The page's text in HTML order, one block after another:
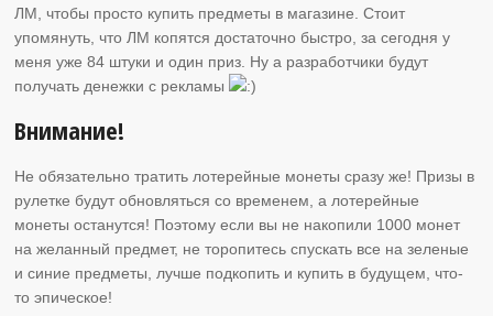
ЛМ, чтобы просто купить предметы в магазине. Стоит
упомянуть, что ЛМ копятся достаточно быстро, за сегодня у
меня уже 84 штуки и один приз. Ну а разработчики будут
получать денежки с рекламы
Внимание!
Не обязательно тратить лотерейные монеты сразу же! Призы в
рулетке будут обновляться со временем, а лотерейные
монеты останутся! Поэтому если вы не накопили 1000 монет
на желанный предмет, не торопитесь спускать все на зеленые
и синие предметы, лучше подкопить и купить в будущем, что-
то эпическое!